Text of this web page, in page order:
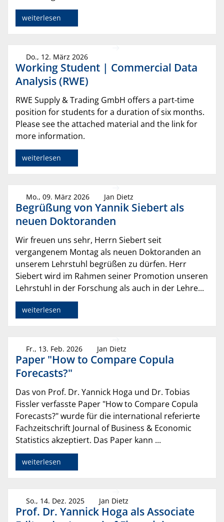
weiterlesen
Do., 12. März 2026
Working Student | Commercial Data
Analysis (RWE)
RWE Supply & Trading GmbH offers a part-time
position for students for a duration of six months.
Please see the attached material and the link for
more information.
weiterlesen
Mo., 09. März 2026 Jan Dietz
Begrüßung von Yannik Siebert als
neuen Doktoranden
Wir freuen uns sehr, Herrn Siebert seit
vergangenem Montag als neuen Doktoranden an
unserem Lehrstuhl begrüßen zu dürfen. Herr
Siebert wird im Rahmen seiner Promotion unseren
Lehrstuhl in der Forschung als auch in der Lehre...
weiterlesen
Fr., 13. Feb. 2026 Jan Dietz
Paper "How to Compare Copula
Forecasts?"
Das von Prof. Dr. Yannick Hoga und Dr. Tobias
Fissler verfasste Paper "How to Compare Copula
Forecasts?" wurde für die international referierte
Fachzeitschrift Journal of Business & Economic
Statistics akzeptiert. Das Paper kann ...
weiterlesen
So., 14. Dez. 2025 Jan Dietz
Prof. Dr. Yannick Hoga als Associate